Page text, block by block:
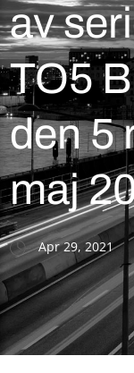
av
TO5
den 5
maj
Apr 29, 2021